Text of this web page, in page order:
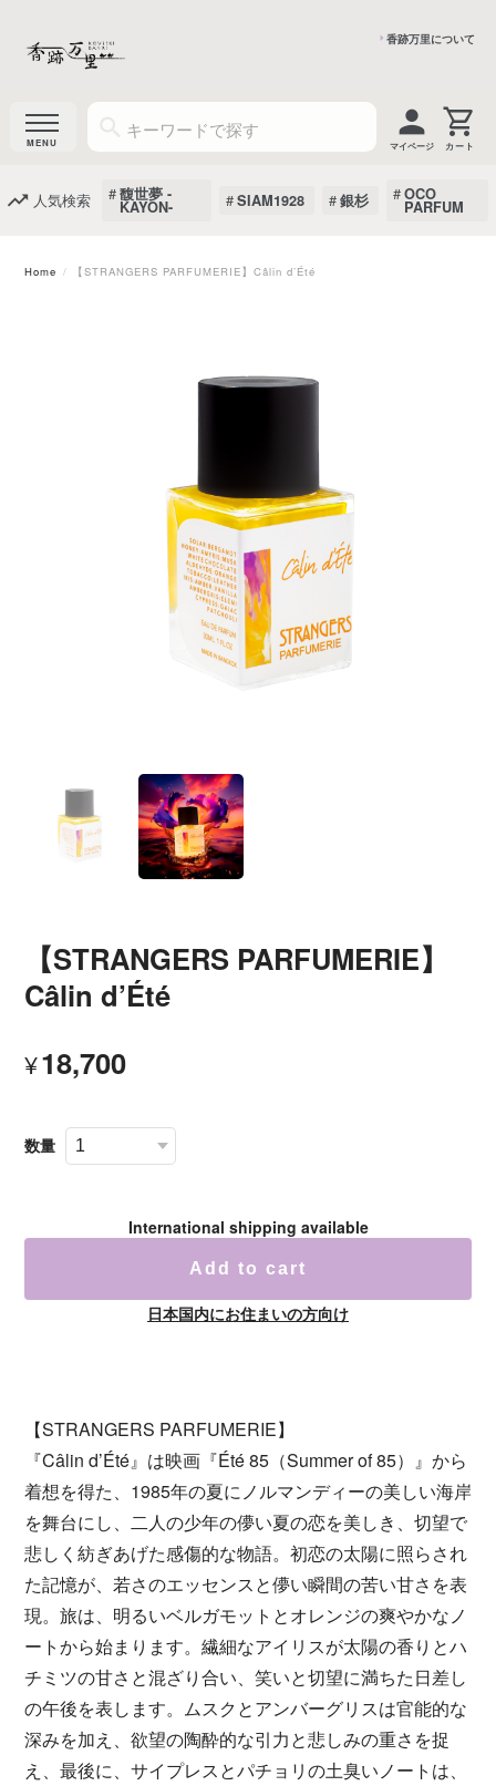
香跡万里について
マイページ
人気検索 馥世夢 -
KAYON- SIAM1928 銀杉 OCO
PARFUM
Home 【STRANGERS PARFUMERIE】Câlin d’Été
【STRANGERS PARFUMERIE】
Câlin d’Été
¥18,700
数量
International shipping available
Add to cart
日本国内にお住まいの方向け
【STRANGERS PARFUMERIE】
『Câlin d’Été』は映画『Été 85（Summer of 85）』から
着想を得た、1985年の夏にノルマンディーの美しい海岸
を舞台にし、二人の少年の儚い夏の恋を美しき、切望で
悲しく紡ぎあげた感傷的な物語。初恋の太陽に照らされ
た記憶が、若さのエッセンスと儚い瞬間の苦い甘さを表
現。旅は、明るいベルガモットとオレンジの爽やかなノ
ートから始まります。繊細なアイリスが太陽の香りとハ
チミツの甘さと混ざり合い、笑いと切望に満ちた日差し
の午後を表します。ムスクとアンバーグリスは官能的な
深みを加え、欲望の陶酔的な引力と悲しみの重さを捉
え、最後に、サイプレスとパチョリの土臭いノートは、